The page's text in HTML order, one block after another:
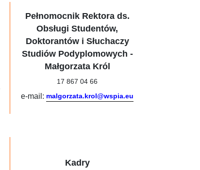
Pełnomocnik Rektora ds.
Obsługi Studentów,
Doktorantów i Słuchaczy
Studiów Podyplomowych -
Małgorzata Król
17 867 04 66
e-mail: malgorzata.krol@wspia.eu
Kadry